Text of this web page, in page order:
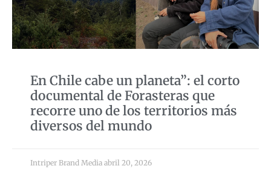
En Chile cabe un planeta”: el corto
documental de Forasteras que
recorre uno de los territorios más
diversos del mundo
Intriper Brand Media abril 20, 2026